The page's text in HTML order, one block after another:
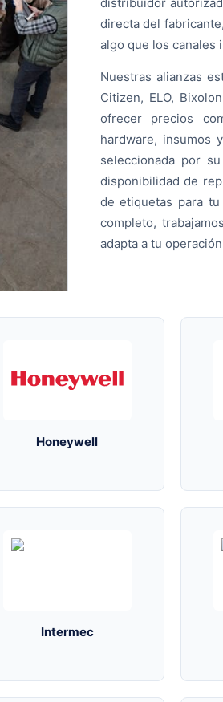
directa del
algo que los canales
Nuestras alianzas
Citizen, ELO,
ofrecer precios
hardware, insumos
seleccionada por
disponibilidad de
de etiquetas para
completo,
adapta a tu
Honeywell
Intermec